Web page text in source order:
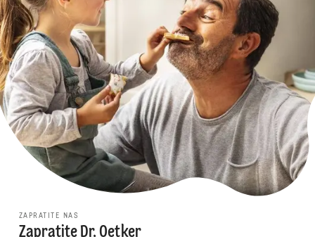
ZAPRATITE NAS
Zapratite Dr. Oetker